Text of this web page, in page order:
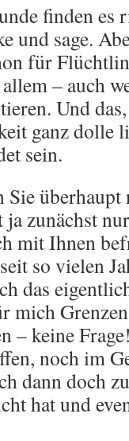
finden es
und sage.
für
– auch
Und
ganz dolle
sein.
überhaupt
zunächst
mit Ihnen
so vielen
das
mich
– keine
noch im
dann doch
hat und